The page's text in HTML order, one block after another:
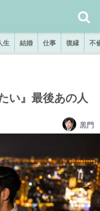
生 結婚 仕事 復縁 不
い』最後あの人
黒門